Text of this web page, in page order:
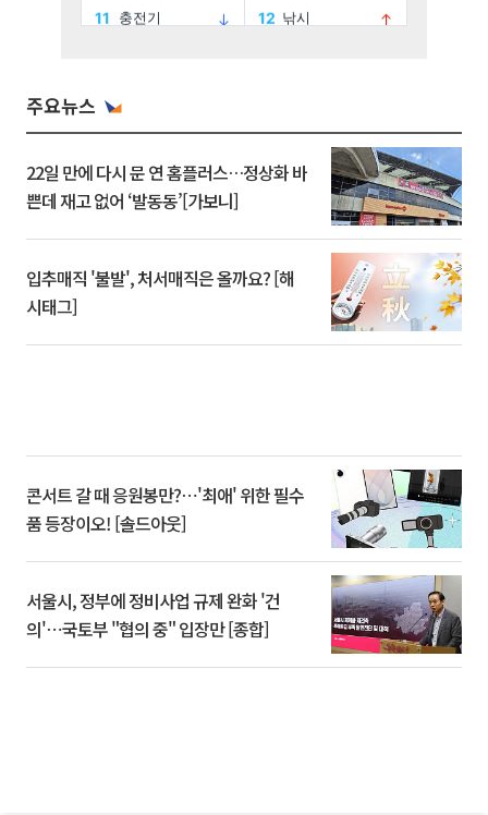
주요뉴스
22일 만에 다시 문 연 홈플러스…정상화 바
쁜데 재고 없어 ‘발동동’[가보니]
입추매직 '불발', 처서매직은 올까요? [해
시태그]
콘서트 갈 때 응원봉만?⋯'최애' 위한 필수
품 등장이오! [솔드아웃]
서울시, 정부에 정비사업 규제 완화 '건
의'⋯국토부 "협의 중" 입장만 [종합]